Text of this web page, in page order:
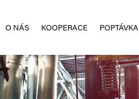
O NÁS KOOPERACE POPTÁVKA